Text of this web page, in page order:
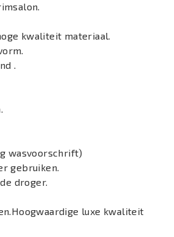
kwaliteit materiaal.
.
wasvoorschrift)
gebruiken.
droger.
luxe kwaliteit